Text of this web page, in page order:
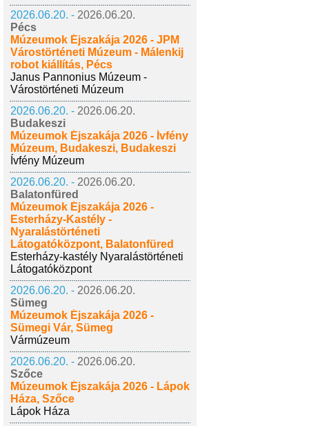
2026.06.20. - 2026.06.20.
Pécs
Múzeumok Éjszakája 2026 - JPM
Várostörténeti Múzeum - Málenkij
robot kiállítás, Pécs
Janus Pannonius Múzeum -
Várostörténeti Múzeum
2026.06.20. - 2026.06.20.
Budakeszi
Múzeumok Éjszakája 2026 - Ívfény
Múzeum, Budakeszi, Budakeszi
Ívfény Múzeum
2026.06.20. - 2026.06.20.
Balatonfüred
Múzeumok Éjszakája 2026 -
Esterházy-Kastély -
Nyaralástörténeti
Látogatóközpont, Balatonfüred
Esterházy-kastély Nyaralástörténeti
Látogatóközpont
2026.06.20. - 2026.06.20.
Sümeg
Múzeumok Éjszakája 2026 -
Sümegi Vár, Sümeg
Vármúzeum
2026.06.20. - 2026.06.20.
Szőce
Múzeumok Éjszakája 2026 - Lápok
Háza, Szőce
Lápok Háza